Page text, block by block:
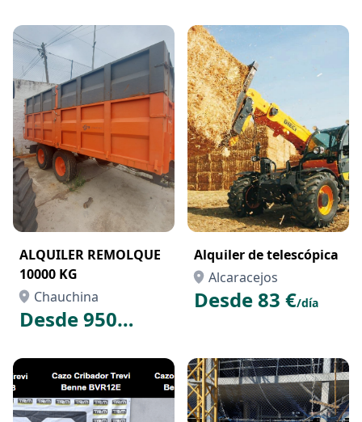
ALQUILER REMOLQUE
10000 KG
Chauchina
Desde 950
Alquiler de telescópica
Alcaracejos
Desde 83 €/día